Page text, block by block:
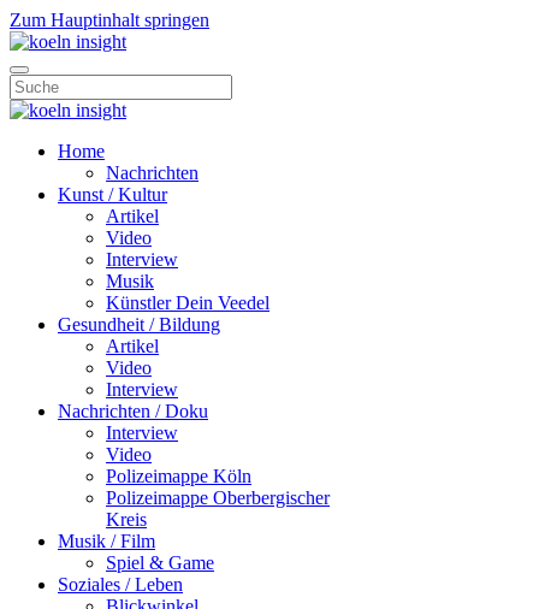
Zum Hauptinhalt springen
Home
Nachrichten
Kunst / Kultur
Artikel
Video
Interview
Musik
Künstler Dein Veedel
Gesundheit / Bildung
Artikel
Video
Interview
Nachrichten / Doku
Interview
Video
Polizeimappe Köln
Polizeimappe Oberbergischer
Kreis
Musik / Film
Spiel & Game
Soziales / Leben